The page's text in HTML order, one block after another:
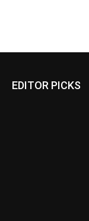
EDITOR PICKS